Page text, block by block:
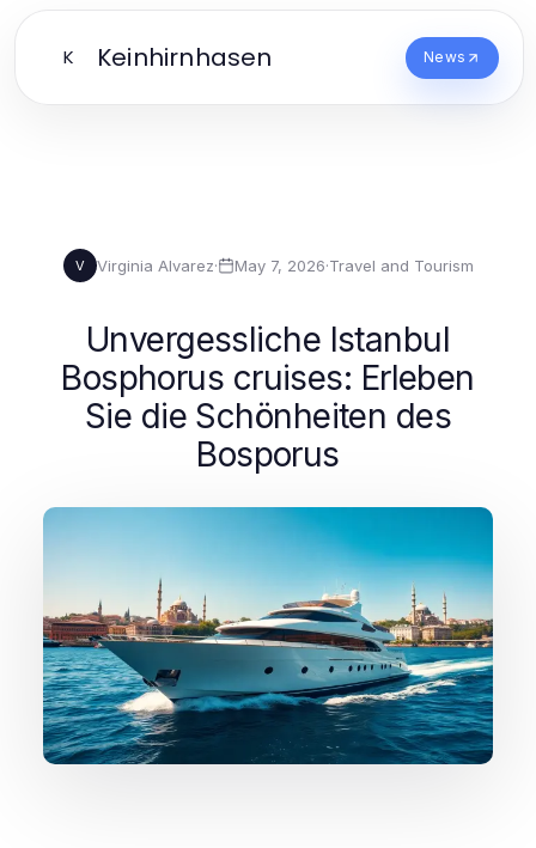
K Keinhirnhasen News
V Virginia Alvarez· May 7, 2026·Travel and Tourism
Unvergessliche Istanbul
Bosphorus cruises: Erleben
Sie die Schönheiten des
Bosporus